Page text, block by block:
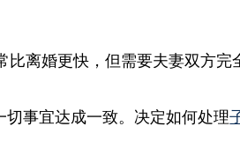
离婚更快，但需要夫妻双方完
事宜达成一致。决定如何处理